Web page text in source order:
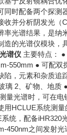
同时配备两个探测
收并分析阴发光（
率光谱结果，是纳
造的光谱仪模块，
谱仪主要特点： ●
550mm ● 可配双
陷，元素和杂质追
璃 2、矿物、地质
量光谱时，可在
用HCLUE系统测
系统，配备iHR320
450nm之间发射